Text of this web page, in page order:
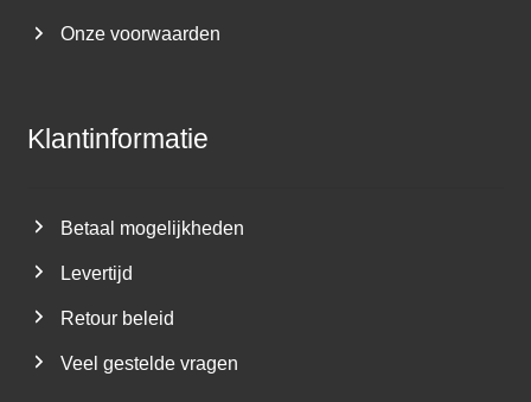
Onze voorwaarden
Klantinformatie
Betaal mogelijkheden
Levertijd
Retour beleid
Veel gestelde vragen